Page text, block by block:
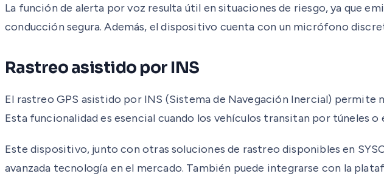
La función de alerta por voz resulta útil en situaciones de riesgo, ya que
conducción segura. Además, el dispositivo cuenta con un micrófono
Rastreo asistido por INS
El rastreo GPS asistido por INS (Sistema de Navegación Inercial) permite
Esta funcionalidad es esencial cuando los vehículos transitan por túneles
Este dispositivo, junto con otras soluciones de rastreo disponibles en
avanzada tecnología en el mercado. También puede integrarse con la